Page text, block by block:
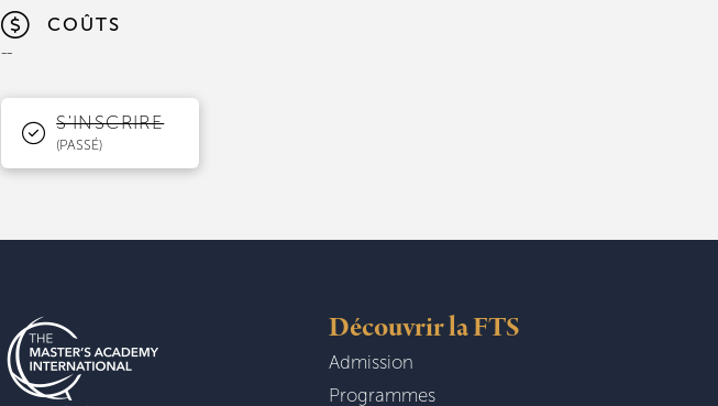
COÛTS
--
S'INSCRIRE
(PASSÉ)
Découvrir la FTS
Admission
Programmes